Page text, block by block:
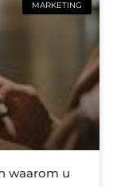
MARKETING
waarom u